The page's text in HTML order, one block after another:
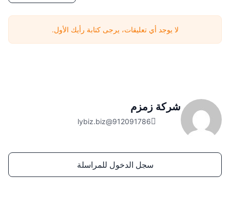
لا يوجد أي تعليقات، يرجى كتابة رأيك الأول.
شركة زمزم
912091786@lybiz.biz
سجل الدخول للمراسلة